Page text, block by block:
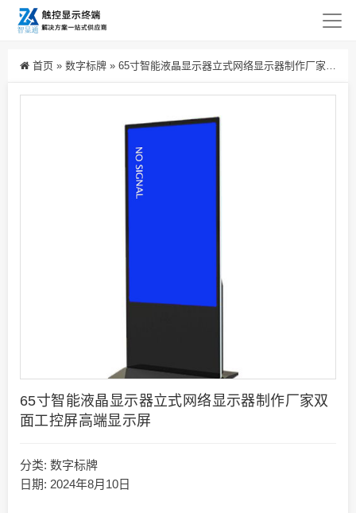
首页 » 数字标牌 » 65寸智能液晶显示器立式网络显示器制作厂家双面工控屏高端显示屏
65寸智能液晶显示器立式网络显示器制作厂家双
面工控屏高端显示屏
分类: 数字标牌
日期: 2024年8月10日